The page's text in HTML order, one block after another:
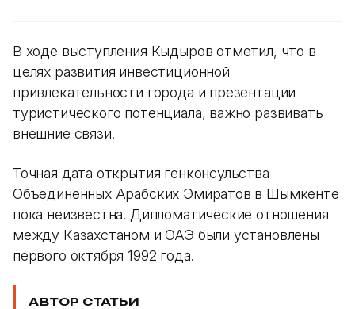
В ходе выступления Кыдыров отметил, что в
целях развития инвестиционной
привлекательности города и презентации
туристического потенциала, важно развивать
внешние связи.
Точная дата открытия генконсульства
Объединенных Арабских Эмиратов в Шымкенте
пока неизвестна. Дипломатические отношения
между Казахстаном и ОАЭ были установлены
первого октября 1992 года.
АВТОР СТАТЬИ